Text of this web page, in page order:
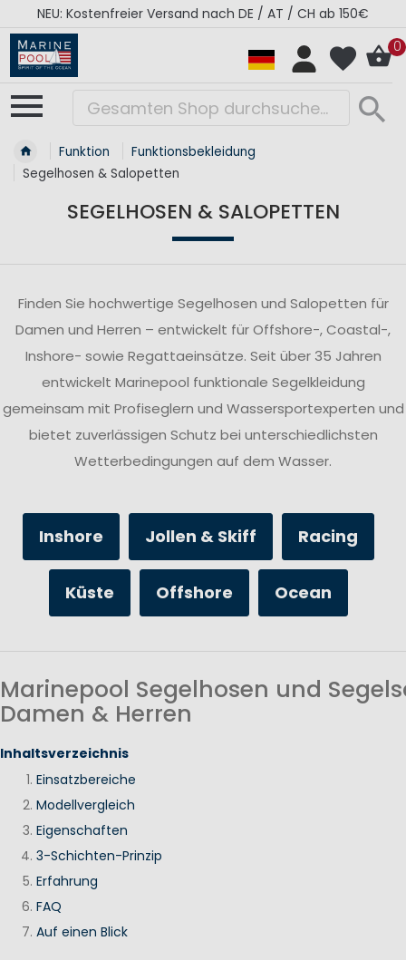
/ CH ab 150€
RÉGATES ROYALES Kollektion -
0
Funktion
Funktionsbekleidung
Segelhosen & Salopetten
SEGELHOSEN & SALOPETTEN
Finden Sie hochwertige Segelhosen und Salopetten für
Damen und Herren – entwickelt für Offshore-, Coastal-,
Inshore- sowie Regattaeinsätze. Seit über 35 Jahren
entwickelt Marinepool funktionale Segelkleidung
gemeinsam mit Profiseglern und Wassersportexperten und
bietet zuverlässigen Schutz bei unterschiedlichsten
Wetterbedingungen auf dem Wasser.
Inshore Jollen & Skiff Racing
Küste Offshore Ocean
Marinepool Segelhosen und
Damen & Herren
Inhaltsverzeichnis
Einsatzbereiche
Modellvergleich
Eigenschaften
3-Schichten-Prinzip
Erfahrung
FAQ
Auf einen Blick